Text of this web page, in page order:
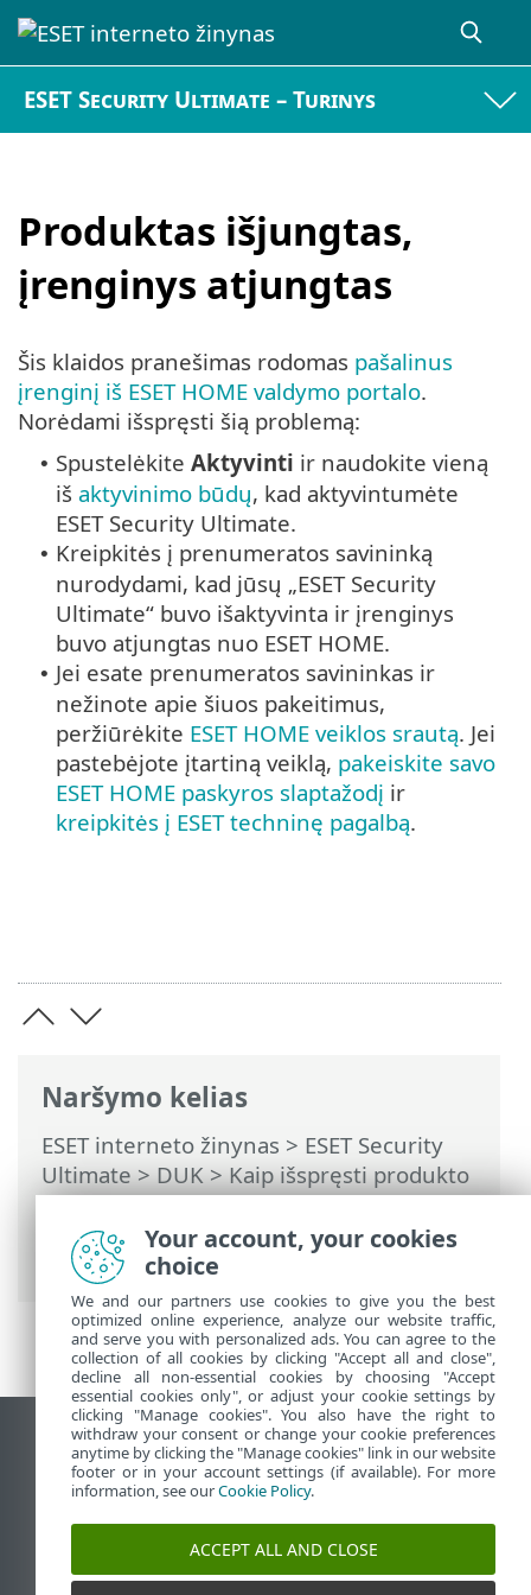
ESET Security Ultimate – Turinys
Produktas išjungtas,
įrenginys atjungtas
Naršymo kelias
ESET interneto žinynas > ESET Security
Ultimate>DUK>Kaip išspręsti produkto
išaktyvinimo problemą naudojant ESET
HOME> Produktas išjungtas, įrenginys
atjungtas
Šis klaidos pranešimas rodomas pašalinus
įrenginį iš ESET HOME valdymo portalo.
Norėdami išspręsti šią problemą:
• Spustelėkite Aktyvinti ir naudokite vieną
iš aktyvinimo būdų, kad aktyvintumėte
ESET Security Ultimate.
• Kreipkitės į prenumeratos savininką
nurodydami, kad jūsų „ESET Security
Ultimate“ buvo išaktyvinta ir įrenginys
buvo atjungtas nuo ESET HOME.
• Jei esate prenumeratos savininkas ir
nežinote apie šiuos pakeitimus,
peržiūrėkite ESET HOME veiklos srautą. Jei
pastebėjote įtartiną veiklą, pakeiskite savo
ESET HOME paskyros slaptažodį ir
kreipkitės į ESET techninę pagalbą.
Rodyti darbalaukio tinklavietę
End of Life
ESET žinių bazė
ESET forumas
ESET Status Portal
Your account, your cookies
choice
We and our partners use cookies to give you the best
optimized online experience, analyze our website traffic,
and serve you with personalized ads. You can agree to the
collection of all cookies by clicking "Accept all and close",
decline all non-essential cookies by choosing "Accept
essential cookies only", or adjust your cookie settings by
clicking "Manage cookies". You also have the right to
withdraw your consent or change your cookie preferences
anytime by clicking the "Manage cookies" link in our website
footer or in your account settings (if available). For more
information, see ourCookie Policy.
ACCEPT ALL AND CLOSE